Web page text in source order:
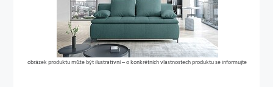
obrázek produktu může být ilustrativní – o konkrétních vlastnostech produktu se informujte